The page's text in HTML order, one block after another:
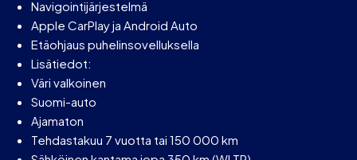
Navigointijärjestelmä
Apple CarPlay ja Android Auto
Etäohjaus puhelinsovelluksella
Lisätiedot:
Väri valkoinen
Suomi-auto
Ajamaton
Tehdastakuu 7 vuotta tai 150 000 km